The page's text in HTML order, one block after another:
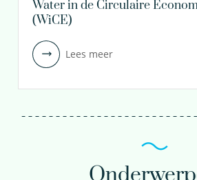
Water in de Circulaire
(WiCE)
Lees meer